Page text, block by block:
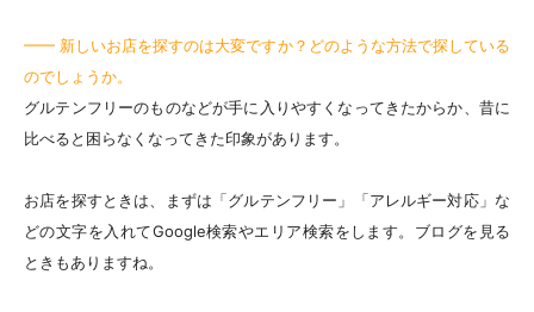
━━ 新しいお店を探すのは大変ですか？どのような方法で探している
のでしょうか。
グルテンフリーのものなどが手に入りやすくなってきたからか、昔に
比べると困らなくなってきた印象があります。
お店を探すときは、まずは「グルテンフリー」「アレルギー対応」な
どの文字を入れてGoogle検索やエリア検索をします。ブログを見る
ときもありますね。